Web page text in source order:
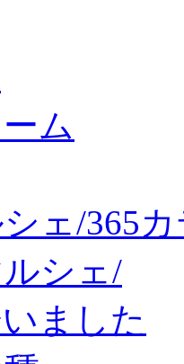
ム
ェ/365
シェ/
ました